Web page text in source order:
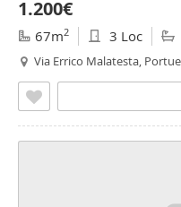
1.200€
67m2 3 Loc
Via Errico Malatesta,